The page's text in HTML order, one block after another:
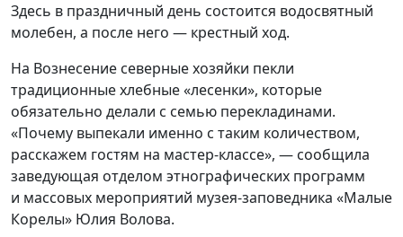
Здесь в праздничный день состоится водосвятный
молебен, а после него — крестный ход.
На Вознесение северные хозяйки пекли
традиционные хлебные «лесенки», которые
обязательно делали с семью перекладинами.
«Почему выпекали именно с таким количеством,
расскажем гостям на мастер-классе», — сообщила
заведующая отделом этнографических программ
и массовых мероприятий музея-заповедника «Малые
Корелы» Юлия Волова.